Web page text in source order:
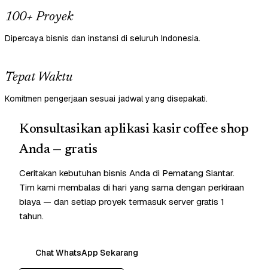
100+ Proyek
Dipercaya bisnis dan instansi di seluruh Indonesia.
Tepat Waktu
Komitmen pengerjaan sesuai jadwal yang disepakati.
Konsultasikan aplikasi kasir coffee shop
Anda — gratis
Ceritakan kebutuhan bisnis Anda di Pematang Siantar.
Tim kami membalas di hari yang sama dengan perkiraan
biaya — dan setiap proyek termasuk server gratis 1
tahun.
Chat WhatsApp Sekarang